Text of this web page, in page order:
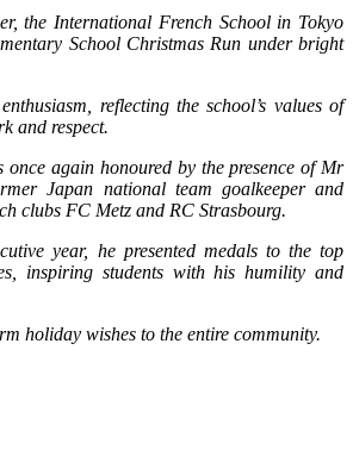
the International French School in Tokyo
School Christmas Run under bright
reflecting the school’s values of
and respect.
once again honoured by the presence of Mr
Japan national team goalkeeper and
clubs FC Metz and RC Strasbourg.
year, he presented medals to the top
inspiring students with his humility and
holiday wishes to the entire community.